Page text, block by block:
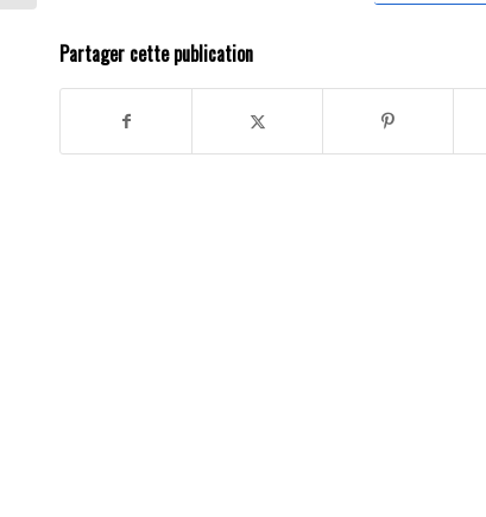
Partager cette publication